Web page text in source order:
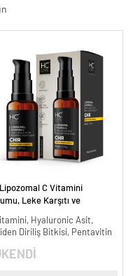
Lipozomal C Vitamini
Leke Karşıtı ve
Hyaluronic Asit,
Diriliş Bitkisi, Pentavitin